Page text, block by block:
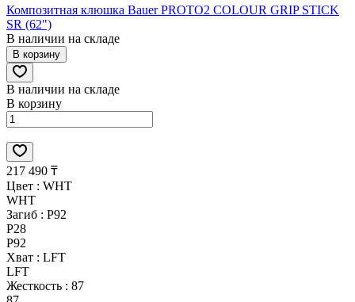
Композитная клюшка Bauer PROTO2 COLOUR GRIP STICK
SR (62")
В наличии на складе
В корзину
В наличии на складе
В корзину
217 490 ₸
Цвет : WHT
WHT
Загиб : P92
P28
P92
Хват : LFT
LFT
Жесткость : 87